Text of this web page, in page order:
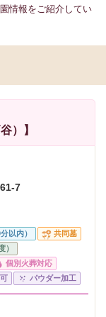
情報をご紹介してい
）】
7
以内）
共同墓
）
個別火葬対応
パウダー加工